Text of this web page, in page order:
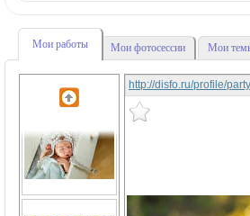
Мои работы Мои фотосессии Мои
http://disfo.ru/profile/